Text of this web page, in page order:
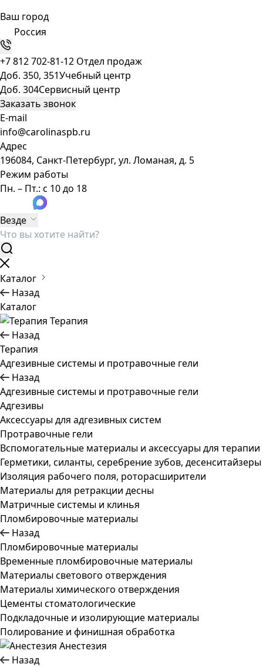
Ваш город
Россия
+7 812 702-81-12 Отдел продаж
Доб. 350, 351Учебный центр
Доб. 304Сервисный центр
Заказать звонок
E-mail
info@carolinaspb.ru
Адрес
196084, Санкт-Петербург, ул. Ломаная, д. 5
Режим работы
Пн. – Пт.: с 10 до 18
Везде
Каталог
Назад
Каталог
Терапия
Назад
Терапия
Адгезивные системы и протравочные гели
Назад
Адгезивные системы и протравочные гели
Адгезивы
Аксессуары для адгезивных систем
Протравочные гели
Вспомогательные материалы и аксессуары для терапии
Герметики, силанты, серебрение зубов, десенситайзеры
Изоляция рабочего поля, роторасширители
Материалы для ретракции десны
Матричные системы и клинья
Пломбировочные материалы
Назад
Пломбировочные материалы
Временные пломбировочные материалы
Материалы светового отверждения
Материалы химического отверждения
Цементы стоматологические
Подкладочные и изолирующие материалы
Полирование и финишная обработка
Анестезия
Назад